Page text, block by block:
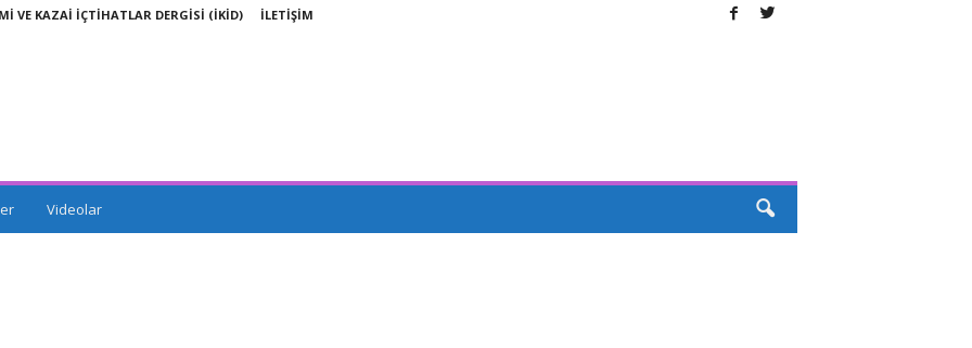
VE KAZAİ İÇTİHATLAR DERGİSİ (İKİD) İLETİŞİM
Videolar